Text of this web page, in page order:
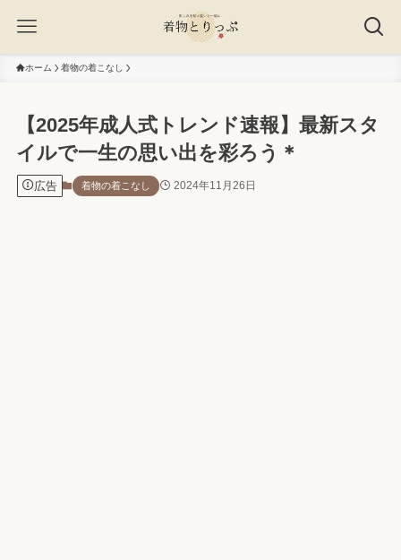
ホーム 着物の着こなし
【2025年成人式トレンド速報】最新スタ
イルで一生の思い出を彩ろう＊
広告 着物の着こなし 2024年11月26日